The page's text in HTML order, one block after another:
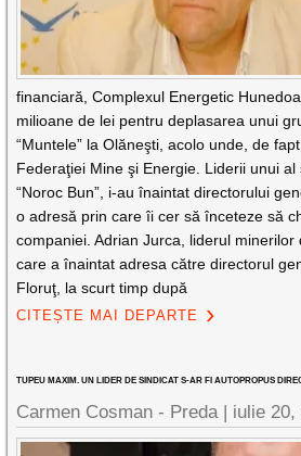
financiară, Complexul Energetic
milioane de lei pentru deplasarea unui
“Muntele” la Olăneşti, acolo unde, de
Federaţiei Mine şi Energie. Liderii unui al
“Noroc Bun”, i-au înaintat directorului
o adresă prin care îi cer să înceteze să
companiei. Adrian Jurca, liderul minerilor
care a înaintat adresa către directorul
Floruţ, la scurt timp după
CITEȘTE MAI DEPARTE
TUPEU MAXIM. UN LIDER DE SINDICAT S-AR FI AUTOPROPUS
Carmen Cosman - Preda | iulie 20,